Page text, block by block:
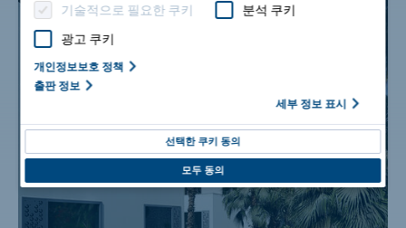
기술적으로 필요한 쿠키
분석 쿠키
광고 쿠키
개인정보보호 정책
출판 정보
세부 정보 표시
선택한 쿠키 동의
모두 동의
Goethe Institute
Cairo, EG